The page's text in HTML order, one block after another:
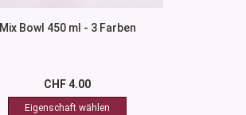
Mix Bowl 450 ml - 3 Farben
CHF 4.00